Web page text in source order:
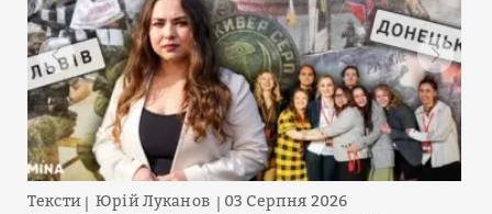
Тексти Юрій Луканов 03 Серпня 2026